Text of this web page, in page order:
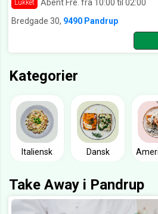
Lukket Åbent Fre. fra 10:00 til 02:00
Bredgade 30, 9490 Pandrup
Kategorier
Italiensk Dansk
Take Away i Pandrup